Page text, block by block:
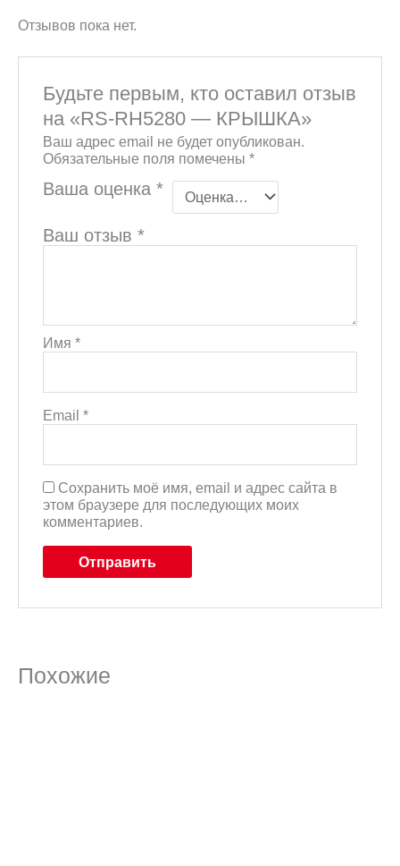
Отзывов пока нет.
Будьте первым, кто оставил отзыв
на «RS-RH5280 — КРЫШКА»
Ваш адрес email не будет опубликован.
Обязательные поля помечены*
Ваша оценка*
Ваш отзыв*
Имя*
Email*
Сохранить моё имя, email и адрес сайта в
этом браузере для последующих моих
комментариев.
Похожие